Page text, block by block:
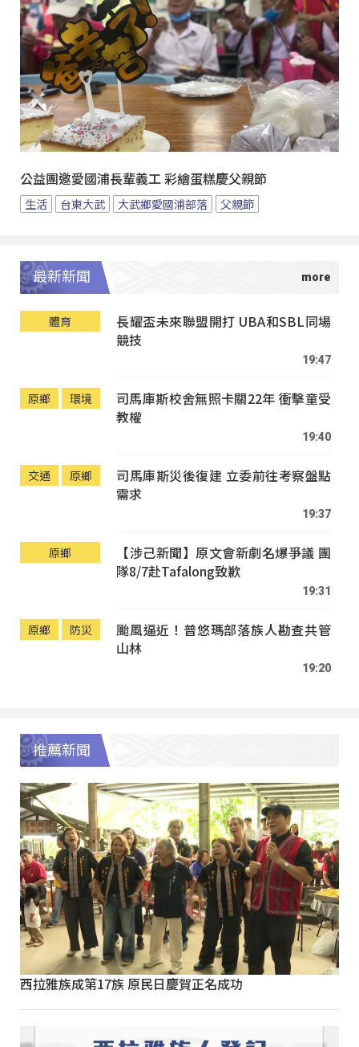
公益團邀愛國浦長輩義工 彩繪蛋糕慶父親節
生活 台東大武 大武鄉愛國浦部落 父親節
最新新聞
體育
長耀盃未來聯盟開打 UBA和SBL同場
競技
19:47
原鄉 環境
司馬庫斯校舍無照卡關22年 衝擊童受
教權
19:40
交通 原鄉
司馬庫斯災後復建 立委前往考察盤點
需求
19:37
原鄉
【涉己新聞】原文會新劇名爆爭議 團
隊8/7赴Tafalong致歉
19:31
原鄉 防災
颱風逼近！普悠瑪部落族人勘查共管
山林
19:20
推薦新聞
西拉雅族成第17族 原民日慶賀正名成功